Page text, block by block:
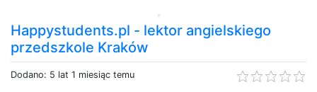
Happystudents.pl - lektor angielskiego
przedszkole Kraków
Dodano: 5 lat 1 miesiąc temu